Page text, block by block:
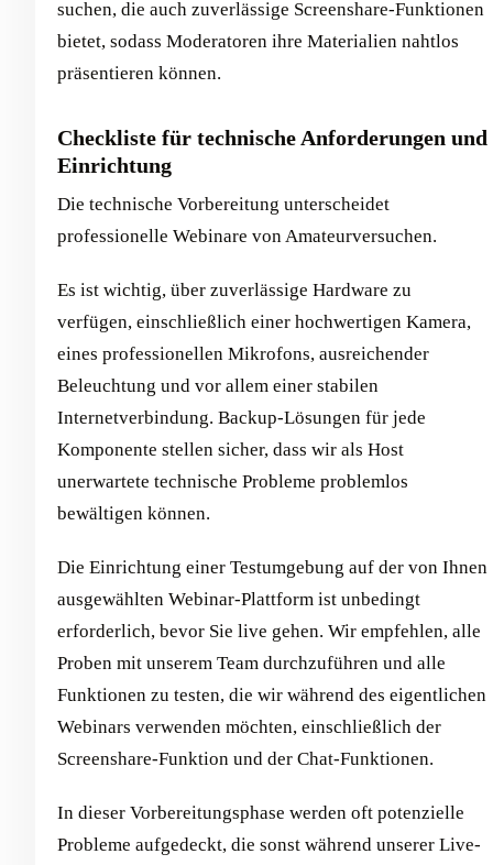
suchen, die auch zuverlässige Screenshare-Funktionen
bietet, sodass Moderatoren ihre Materialien nahtlos
präsentieren können.
Checkliste für technische Anforderungen und
Einrichtung
Die technische Vorbereitung unterscheidet
professionelle Webinare von Amateurversuchen.
Es ist wichtig, über zuverlässige Hardware zu
verfügen, einschließlich einer hochwertigen Kamera,
eines professionellen Mikrofons, ausreichender
Beleuchtung und vor allem einer stabilen
Internetverbindung. Backup-Lösungen für jede
Komponente stellen sicher, dass wir als Host
unerwartete technische Probleme problemlos
bewältigen können.
Die Einrichtung einer Testumgebung auf der von Ihnen
ausgewählten Webinar-Plattform ist unbedingt
erforderlich, bevor Sie live gehen. Wir empfehlen, alle
Proben mit unserem Team durchzuführen und alle
Funktionen zu testen, die wir während des eigentlichen
Webinars verwenden möchten, einschließlich der
Screenshare-Funktion und der Chat-Funktionen.
In dieser Vorbereitungsphase werden oft potenzielle
Probleme aufgedeckt, die sonst während unserer Live-